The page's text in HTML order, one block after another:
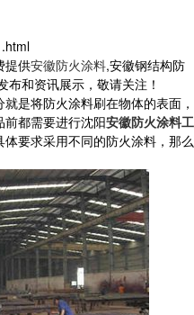
提供安徽防火涂料,安徽钢结构防
和资讯展示，敬请关注！
是将防火涂料刷在物体的表面，
都需要进行沈阳安徽防火涂料工
要求采用不同的防火涂料，那么